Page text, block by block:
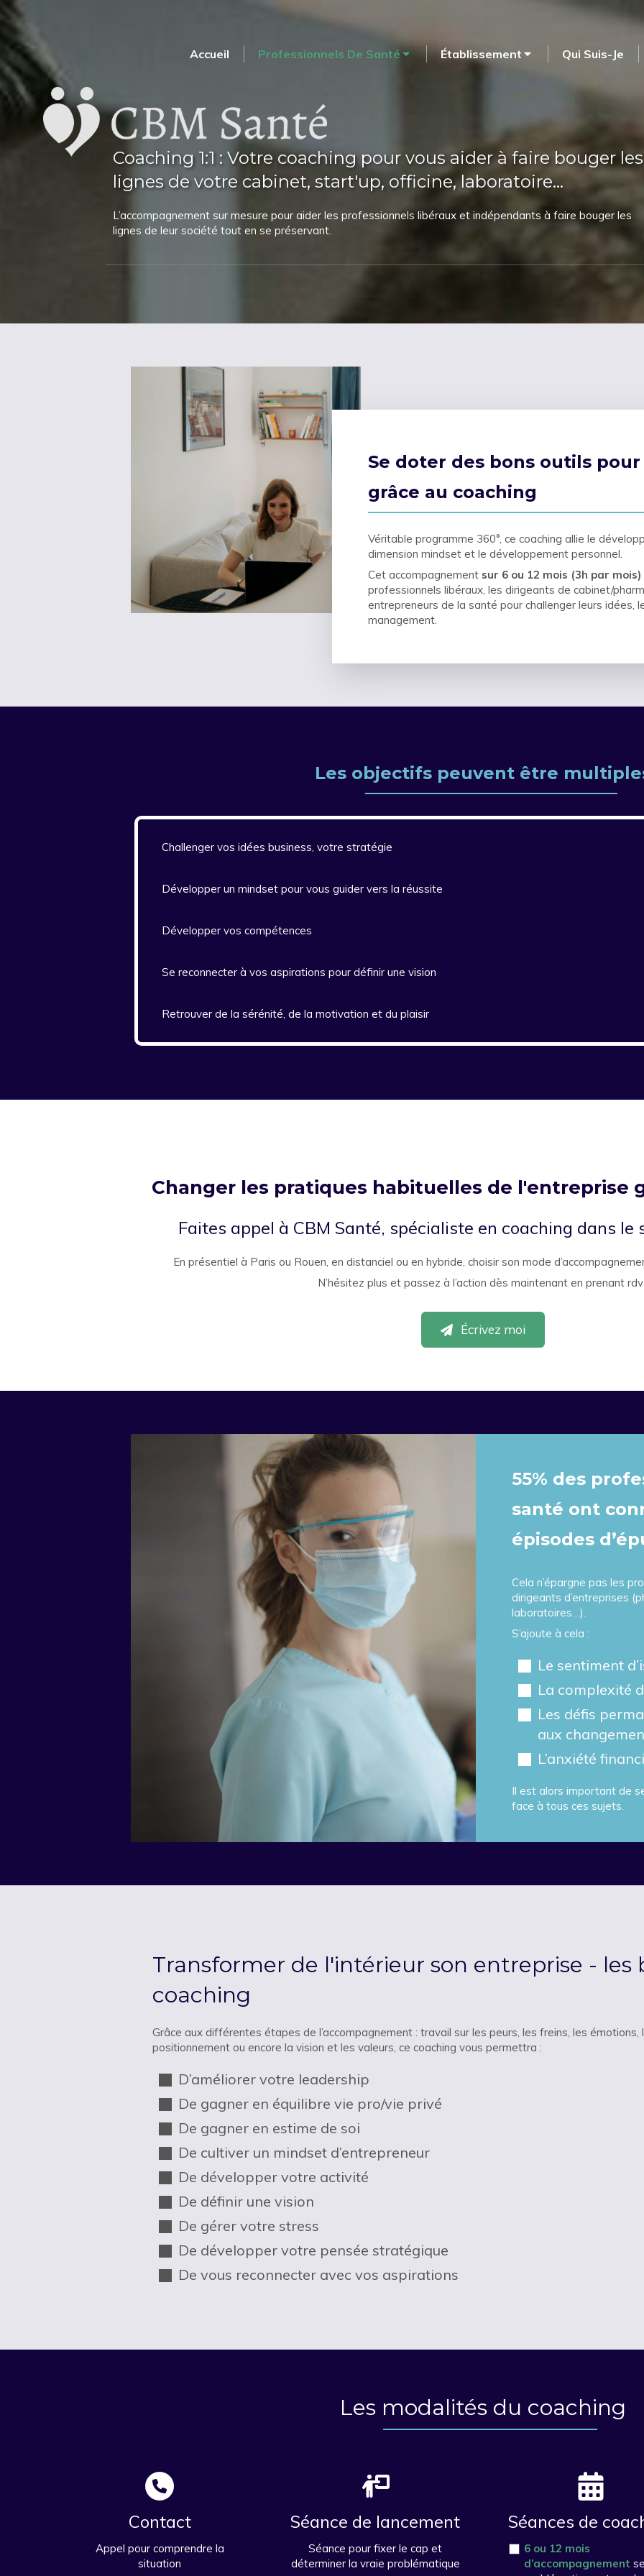
Accueil Professionnels De Santé Établissement Qui Suis-Je
Coaching 1:1 : Votre coaching pour vous aider à faire bouger les
lignes de votre cabinet, start'up, officine, laboratoire...
L’accompagnement sur mesure pour aider les professionnels libéraux et indépendants à faire bouger les
lignes de leur société tout en se préservant.
Se doter des bons outils
grâce au coaching
Véritable programme 360°, ce coaching allie le
dimension mindset et le développement personnel.
Cet accompagnement sur 6 ou 12 mois (3h par mois)
professionnels libéraux, les dirigeants de cabinet/
entrepreneurs de la santé pour challenger leurs idées,
management.
Les objectifs peuvent être
Challenger vos idées business, votre stratégie
Développer un mindset pour vous guider vers la réussite
Développer vos compétences
Se reconnecter à vos aspirations pour définir une vision
Retrouver de la sérénité, de la motivation et du plaisir
Changer les pratiques habituelles de l'entreprise
Faites appel à CBM Santé, spécialiste en coaching dans le
En présentiel à Paris ou Rouen, en distanciel ou en hybride, choisir son mode
N’hésitez plus et passez à l’action dès maintenant en prenant
Écrivez moi
55% des
santé ont
épisodes
Cela n’épargne pas les
dirigeants d’entreprises
laboratoires…).
S’ajoute à cela :
Le sentiment
La complexité
Les défis
aux
L’anxiété
Il est alors important de
face à tous ces sujets.
Transformer de l'intérieur son entreprise - les
coaching
Grâce aux différentes étapes de l’accompagnement : travail sur les peurs, les freins, les émotions,
positionnement ou encore la vision et les valeurs, ce coaching vous permettra :
D’améliorer votre leadership
De gagner en équilibre vie pro/vie privé
De gagner en estime de soi
De cultiver un mindset d’entrepreneur
De développer votre activité
De définir une vision
De gérer votre stress
De développer votre pensée stratégique
De vous reconnecter avec vos aspirations
Les modalités du coaching
Contact
Appel pour comprendre la
situation
Séance de lancement
Séance pour fixer le cap et
déterminer la vraie problématique
Séances de
6 ou 12 mois
d’accompagnement